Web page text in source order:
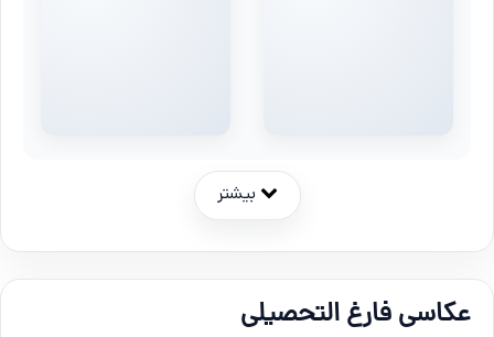
بیشتر
عکاسی فارغ التحصیلی